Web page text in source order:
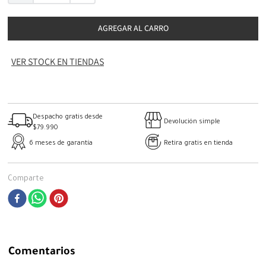
AGREGAR AL CARRO
VER STOCK EN TIENDAS
Despacho gratis desde
$79.990
Devolución simple
6 meses de garantía Retira gratis en tienda
Comparte
Comentarios